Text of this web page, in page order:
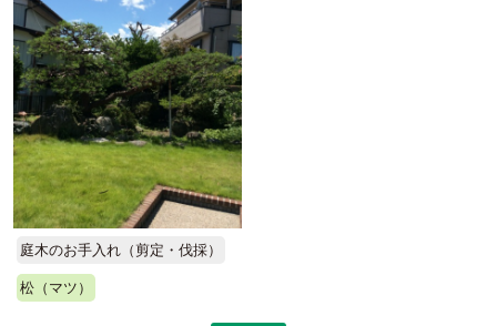
庭木のお手入れ（剪定・伐採）
松（マツ）